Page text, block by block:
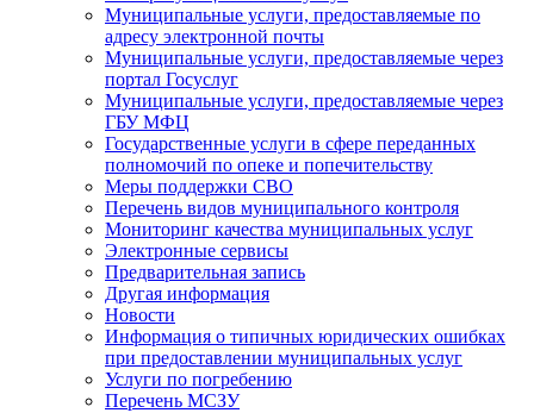
Муниципальные услуги, предоставляемые по
адресу электронной почты
Муниципальные услуги, предоставляемые через
портал Госуслуг
Муниципальные услуги, предоставляемые через
ГБУ МФЦ
Государственные услуги в сфере переданных
полномочий по опеке и попечительству
Меры поддержки СВО
Перечень видов муниципального контроля
Мониторинг качества муниципальных услуг
Электронные сервисы
Предварительная запись
Другая информация
Новости
Информация о типичных юридических ошибках
при предоставлении муниципальных услуг
Услуги по погребению
Перечень МСЗУ